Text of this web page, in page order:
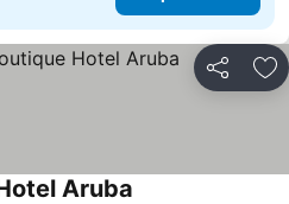
Compartir
Aruba